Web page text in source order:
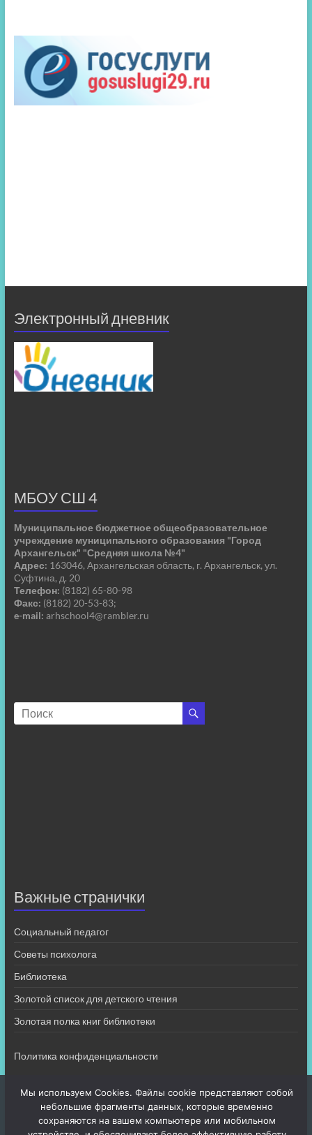
Электронный дневник
МБОУ СШ 4
Муниципальное бюджетное общеобразовательное
учреждение муниципального образования "Город
Архангельск" "Средняя школа №4"
Адрес: 163046, Архангельская область, г. Архангельск, ул.
Суфтина, д. 20
Телефон: (8182) 65-80-98
Факс: (8182) 20-53-83;
e-mail: arhschool4@rambler.ru
Важные странички
Социальный педагог
Советы психолога
Библиотека
Золотой список для детского чтения
Золотая полка книг библиотеки
Политика конфиденциальности
Мы используем Cookies. Файлы cookie представляют собой
небольшие фрагменты данных, которые временно
сохраняются на вашем компьютере или мобильном